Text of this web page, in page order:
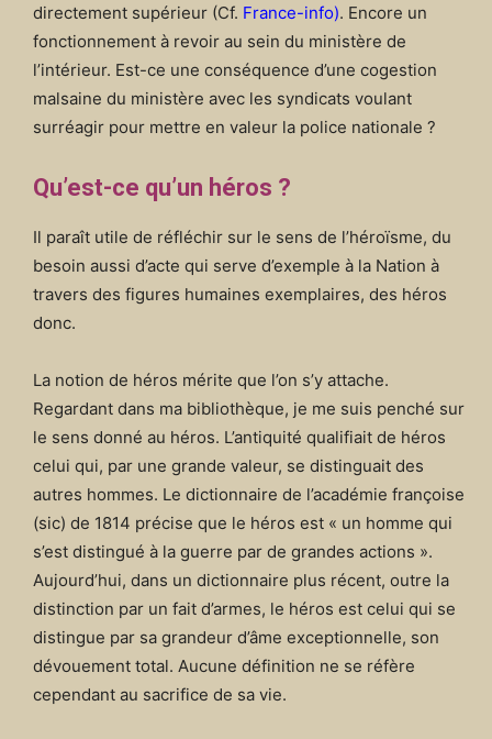
directement supérieur (Cf. France-info). Encore un
fonctionnement à revoir au sein du ministère de
l’intérieur. Est-ce une conséquence d’une cogestion
malsaine du ministère avec les syndicats voulant
surréagir pour mettre en valeur la police nationale ?
Qu’est-ce qu’un héros ?
Il paraît utile de réfléchir sur le sens de l’héroïsme, du
besoin aussi d’acte qui serve d’exemple à la Nation à
travers des figures humaines exemplaires, des héros
donc.
La notion de héros mérite que l’on s’y attache.
Regardant dans ma bibliothèque, je me suis penché sur
le sens donné au héros. L’antiquité qualifiait de héros
celui qui, par une grande valeur, se distinguait des
autres hommes. Le dictionnaire de l’académie françoise
(sic) de 1814 précise que le héros est « un homme qui
s’est distingué à la guerre par de grandes actions ».
Aujourd’hui, dans un dictionnaire plus récent, outre la
distinction par un fait d’armes, le héros est celui qui se
distingue par sa grandeur d’âme exceptionnelle, son
dévouement total. Aucune définition ne se réfère
cependant au sacrifice de sa vie.